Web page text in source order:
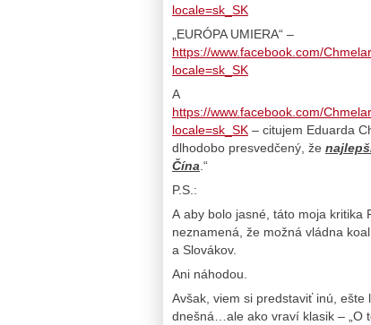
locale=sk_SK
„EURÓPA UMIERA“ –
https://www.facebook.com/
locale=sk_SK
A
https://www.facebook.com/
locale=sk_SK – citujem Eduarda
dlhodobo presvedčený, že
Čína .“
P.S.:
A aby bolo jasné, táto moja kritika
neznamená, že možná vládna
a Slovákov.
Ani náhodou.
Avšak, viem si predstaviť inú,
dnešná…ale ako vraví klasik – „O